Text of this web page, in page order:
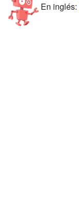
En inglés: